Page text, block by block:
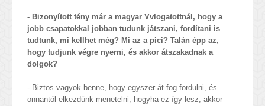
- Bizonyított tény már a magyar Vvlogatottnál, hogy a
jobb csapatokkal jobban tudunk játszani, fordítani is
tudtunk, mi kellhet még? Mi az a pici? Talán épp az,
hogy tudjunk végre nyerni, és akkor átszakadnak a
dolgok?
- Biztos vagyok benne, hogy egyszer át fog fordulni, és
onnantól elkezdünk menetelni, hogyha ez így lesz, akkor